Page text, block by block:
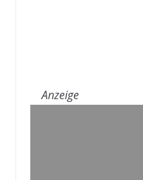
Anzeige